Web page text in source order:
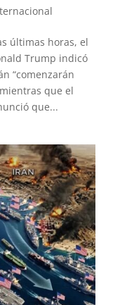
últimas horas, el
Trump indicó
“comenzarán
que el
que...